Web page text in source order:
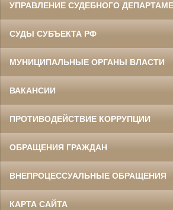
УПРАВЛЕНИЕ СУДЕБНОГО
СУДЫ СУБЪЕКТА РФ
МУНИЦИПАЛЬНЫЕ ОРГАНЫ ВЛАСТИ
ВАКАНСИИ
ПРОТИВОДЕЙСТВИЕ КОРРУПЦИИ
ОБРАЩЕНИЯ ГРАЖДАН
ВНЕПРОЦЕССУАЛЬНЫЕ ОБРАЩЕНИЯ
КАРТА САЙТА